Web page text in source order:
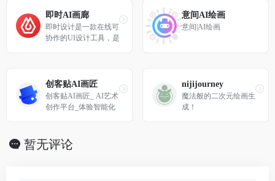
即时AI画廊
即时设计是一款在线可
协作的UI设计工具，是
支持导入sketch格式的
源文件。支持创建交互
原型、获取设计标注、
意间AI绘画
意间|AI绘画
创客贴AI画匠
创客贴AI画匠_ AI艺术
创作平台_体验智能化
nijijourney
魔法般的二次元绘画生
成！
暂无评论